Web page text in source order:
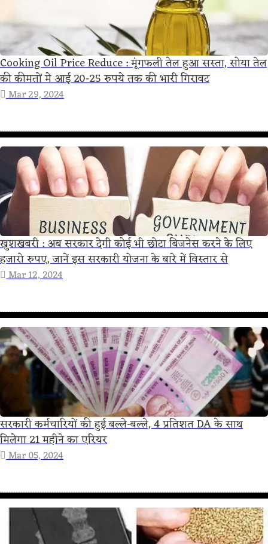
Cooking Oil Price Reduce : मूंगफली तेल हुआ सस्ता, सोया तेल
की कीमतों मे आई 20-25 रुपये तक की भारी गिरावट
Mar 29, 2024
खुशखबरी : अब सरकार देगी कोई भी छोटा बिजनेस करने के लिए
हजारो रुपए, जानें इस सरकारी योजना के बारे में विस्तार से
Mar 12, 2024
सरकारी कर्मचारियों की हुई बल्ले-बल्ले, 4 प्रतिशत DA के साथ
मिलेगा 21 महीने का एरियर
Mar 05, 2024